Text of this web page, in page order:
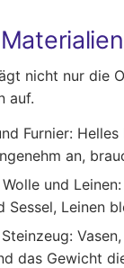
nicht nur die
auf.
Furnier:
an,
und Leinen:
Sessel, Leinen
das Gewicht